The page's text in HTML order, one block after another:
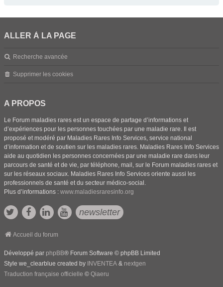
ALLER À LA PAGE
Recherche avancée
Supprimer les cookies
A PROPOS
Le Forum maladies rares est un espace de partage d’informations et
d’expériences pour les personnes touchées par une maladie rare. Il est
proposé et modéré par Maladies Rares Info Services, service national
d’information et de soutien sur les maladies rares. Maladies Rares Info Services
aide au quotidien les personnes concernées par une maladie rare dans leur
parcours de santé et de vie, par téléphone, mail, sur le Forum maladies rares et
sur les réseaux sociaux. Maladies Rares Info Services oriente aussi les
professionnels de santé et du secteur médico-social.
Plus d’informations : www.maladiesraresinfo.org
newsletter
Accueil du forum
Développé par phpBB® Forum Software © phpBB Limited
Style we_clearblue created by INVENTEA & nextgen
Traduction française officielle © Qiaeru